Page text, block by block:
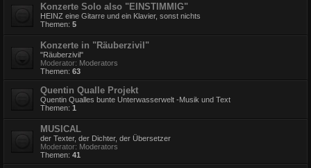
Konzerte Solo also "EINSTIMMIG"
HEINZ eine Gitarre und ein Klavier, sonst nichts
Themen: 5
Konzerte in "Räuberzivil"
"Räuberzivil"
Moderator: Moderators
Themen: 63
Quentin Qualle Projekt
Quentin Qualles bunte Unterwasserwelt -Musik und Text
Themen: 1
MUSICAL
der Texter, der Dichter, der Übersetzer
Moderator: Moderators
Themen: 41